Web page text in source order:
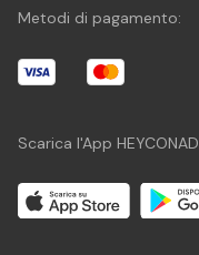
Metodi di pagamento:
Scarica l'App HEYCONAD